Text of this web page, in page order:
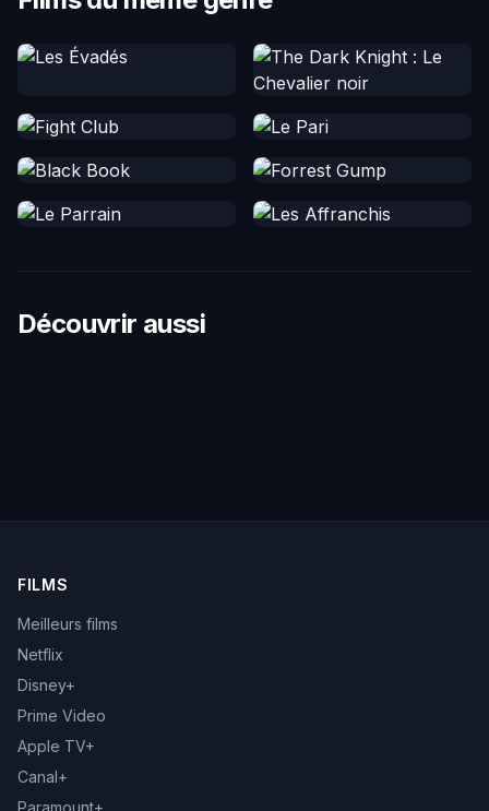
Découvrir aussi
FILMS
Meilleurs films
Netflix
Disney+
Prime Video
Apple TV+
Canal+